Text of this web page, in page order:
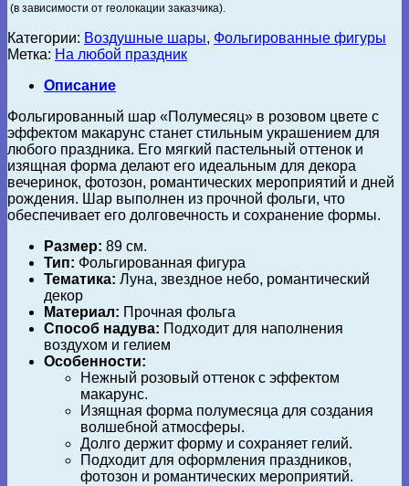
(в зависимости от геолокации заказчика).
Категории: Воздушные шары, Фольгированные фигуры
Метка: На любой праздник
Описание
Фольгированный шар «Полумесяц» в розовом цвете с
эффектом макарунс станет стильным украшением для
любого праздника. Его мягкий пастельный оттенок и
изящная форма делают его идеальным для декора
вечеринок, фотозон, романтических мероприятий и дней
рождения. Шар выполнен из прочной фольги, что
обеспечивает его долговечность и сохранение формы.
Размер: 89 см.
Тип: Фольгированная фигура
Тематика: Луна, звездное небо, романтический
декор
Материал: Прочная фольга
Способ надува: Подходит для наполнения
воздухом и гелием
Особенности:
Нежный розовый оттенок с эффектом
макарунс.
Изящная форма полумесяца для создания
волшебной атмосферы.
Долго держит форму и сохраняет гелий.
Подходит для оформления праздников,
фотозон и романтических мероприятий.